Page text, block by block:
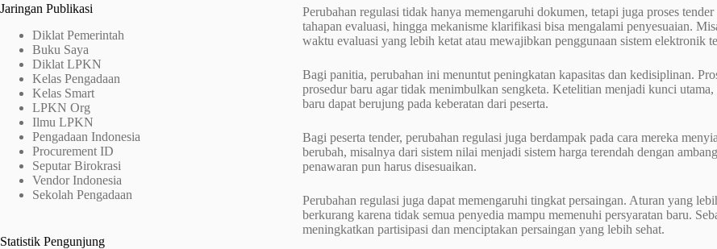
Perubahan regulasi tidak hanya memengaruhi dokumen, tetapi juga proses
tahapan evaluasi, hingga mekanisme klarifikasi bisa mengalami penyesuaian.
waktu evaluasi yang lebih ketat atau mewajibkan penggunaan sistem elektronik
Bagi panitia, perubahan ini menuntut peningkatan kapasitas dan kedisiplinan.
prosedur baru agar tidak menimbulkan sengketa. Ketelitian menjadi kunci
baru dapat berujung pada keberatan dari peserta.
Bagi peserta tender, perubahan regulasi juga berdampak pada cara mereka
berubah, misalnya dari sistem nilai menjadi sistem harga terendah dengan
penawaran pun harus disesuaikan.
Perubahan regulasi juga dapat memengaruhi tingkat persaingan. Aturan yang
berkurang karena tidak semua penyedia mampu memenuhi persyaratan baru.
meningkatkan partisipasi dan menciptakan persaingan yang lebih sehat.
Jaringan Publikasi
Diklat Pemerintah
Buku Saya
Diklat LPKN
Kelas Pengadaan
Kelas Smart
LPKN Org
Ilmu LPKN
Pengadaan Indonesia
Procurement ID
Seputar Birokrasi
Vendor Indonesia
Sekolah Pengadaan
Statistik Pengunjung